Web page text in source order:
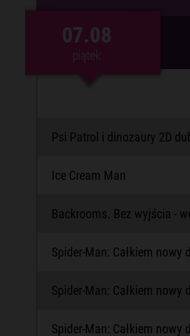
07.08
piątek
07.08
piątek
Psi Patrol i dinozaury 2D
Ice Cream Man
Backrooms. Bez wyjścia -
Spider-Man: Całkiem nowy
Spider-Man: Całkiem nowy
Spider-Man: Całkiem nowy